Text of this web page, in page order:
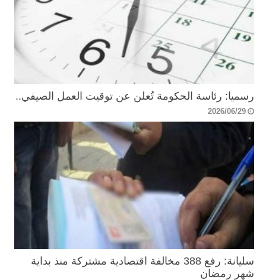
رسميا: رئاسة الحكومة تُعلن عن توقيت العمل الصيفي..
2026/06/29
سليانة: رفع 388 مخالفة اقتصادية مشتركة منذ بداية
شهر رمضان